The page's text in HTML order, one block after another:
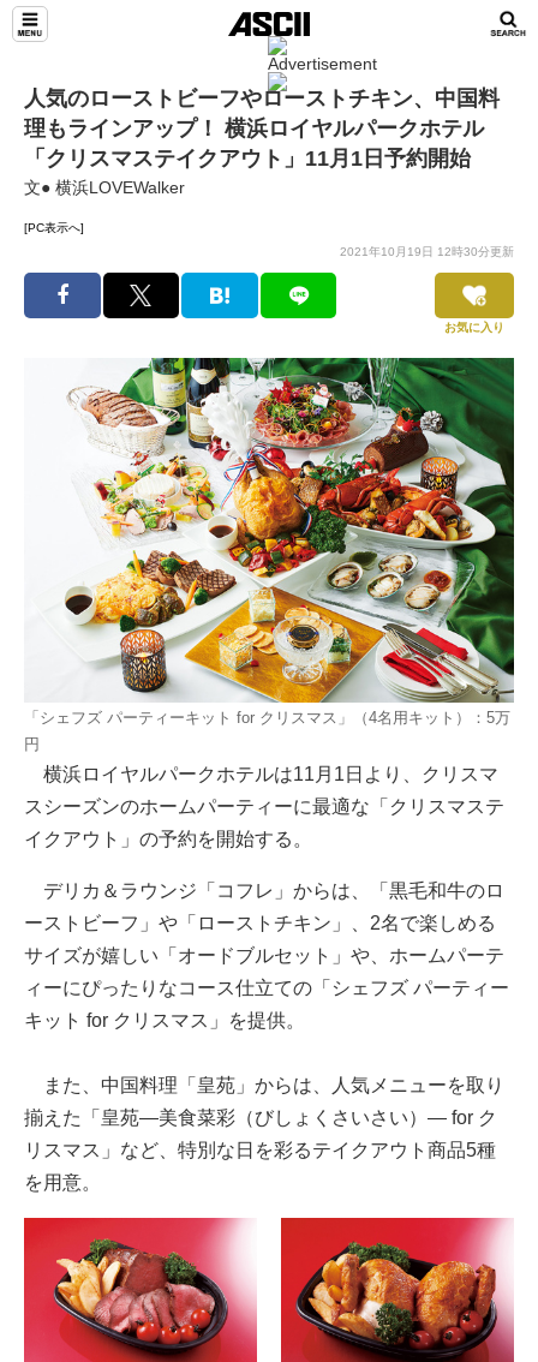
人気のローストビーフやローストチキン、中国料
理もラインアップ！ 横浜ロイヤルパークホテル
「クリスマステイクアウト」11月1日予約開始
文● 横浜LOVEWalker
[PC表示へ]
2021年10月19日 12時30分更新
お気に入り
「シェフズ パーティーキット for クリスマス」（4名用キット）：5万
円
横浜ロイヤルパークホテルは11月1日より、クリスマ
スシーズンのホームパーティーに最適な「クリスマステ
イクアウト」の予約を開始する。
デリカ＆ラウンジ「コフレ」からは、「黒毛和牛のロ
ーストビーフ」や「ローストチキン」、2名で楽しめる
サイズが嬉しい「オードブルセット」や、ホームパーテ
ィーにぴったりなコース仕立ての「シェフズ パーティー
キット for クリスマス」を提供。
また、中国料理「皇苑」からは、人気メニューを取り
揃えた「皇苑―美食菜彩（びしょくさいさい）― for ク
リスマス」など、特別な日を彩るテイクアウト商品5種
を用意。